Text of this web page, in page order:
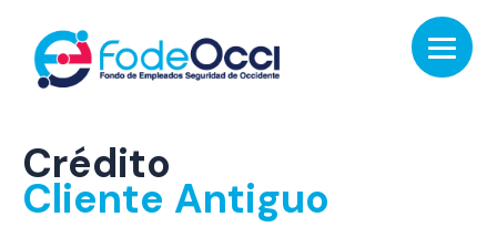
Crédito
Cliente Antiguo